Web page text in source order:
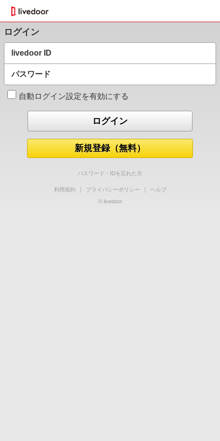
ログイン
livedoor ID
パスワード
自動ログイン設定を有効にする
新規登録（無料）
パスワード・IDを忘れた方
利用規約 ｜ プライバシーポリシー ｜
ヘルプ
© livedoor